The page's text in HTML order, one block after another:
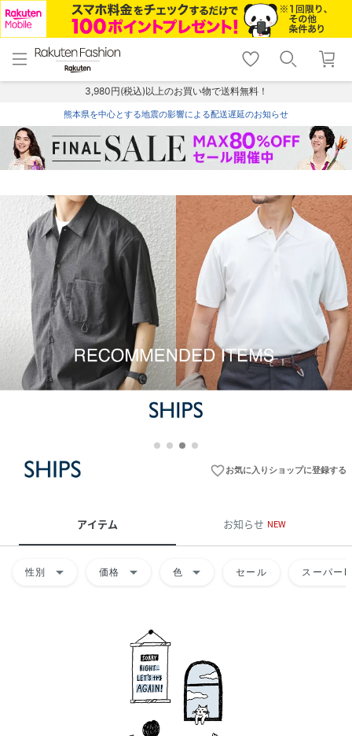
menu home
トップ
shopping_cart lock_outline
ログイン
3,980円(税込)以上のお買い物で送料無料！
熊本県を中心とする地震の影響による配送遅延のお知らせ
favorite_borderお気に入りショップに登録する
アイテム お知らせ NEW
性別 arrow_drop_down 価格 arrow_drop_down 色 arrow_drop_down セール スーパー